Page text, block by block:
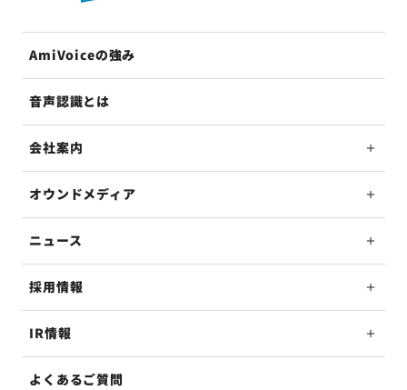
AmiVoiceの強み
音声認識とは
会社案内
オウンドメディア
ニュース
採用情報
IR情報
よくあるご質問